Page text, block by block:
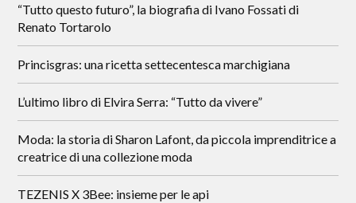
“Tutto questo futuro”, la biografia di Ivano Fossati di
Renato Tortarolo
Princisgras: una ricetta settecentesca marchigiana
L’ultimo libro di Elvira Serra: “Tutto da vivere”
Moda: la storia di Sharon Lafont, da piccola imprenditrice a
creatrice di una collezione moda
TEZENIS X 3Bee: insieme per le api